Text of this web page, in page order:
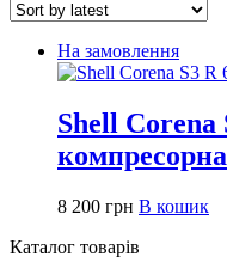
На замовлення
Shell Corena
8 200 грн В кошик
Каталог товарів